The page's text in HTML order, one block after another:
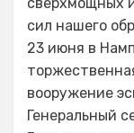
сил нашего
23 июня в
вооружение
Генеральный